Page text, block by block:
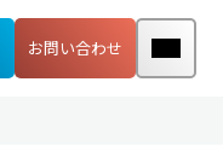
お問い合わせ